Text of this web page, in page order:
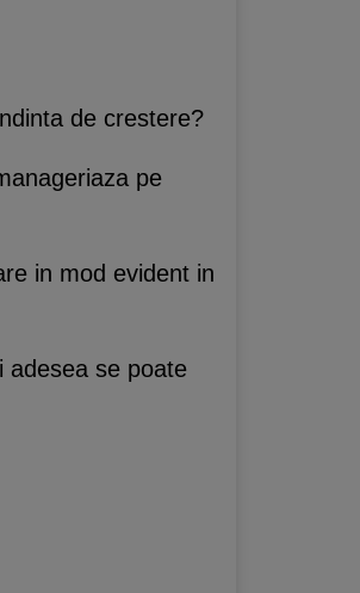
de crestere?
pe
in mod evident in
adesea se poate